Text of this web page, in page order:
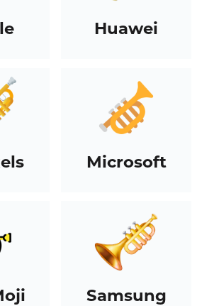
Huawei
Microsoft
Samsung